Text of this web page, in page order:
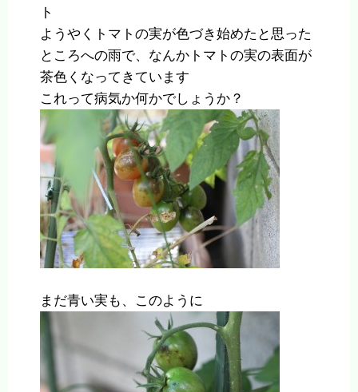
ト
ようやくトマトの実が色づき始めたと思った
ところへの雨で、なんかトマトの実の表面が
茶色くなってきています
これって病気か何かでしょうか？
まだ青い実も、このように